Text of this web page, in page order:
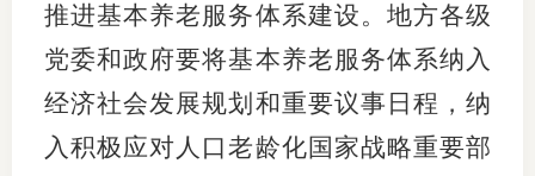
推进基本养老服务体系建设。地方各级
党委和政府要将基本养老服务体系纳入
经济社会发展规划和重要议事日程，纳
入积极应对人口老龄化国家战略重要部